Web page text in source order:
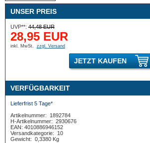
UNSER PREIS
UVP**: 44,48 EUR
28,95 EUR
inkl. MwSt. zzgl. Versand
JETZT KAUFEN
VERFÜGBARKEIT
Lieferfrist 5 Tage*
Artikelnummer:
1892784
H-Artikelnummer: 2930676
EAN: 4010886946152
Versandkategorie:
10
Gewicht: 0,3380 Kg